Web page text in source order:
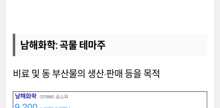
남해화학: 곡물 테마주
비료 및 동 부산물의 생산·판매 등을 목적